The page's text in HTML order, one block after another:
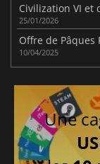
25/01/2026
10/04/2025
Une